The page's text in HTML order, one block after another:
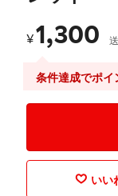
¥1,300
条件達成でポイ
いい